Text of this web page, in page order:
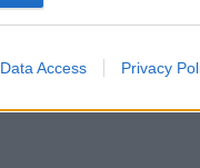
Data Access Privacy